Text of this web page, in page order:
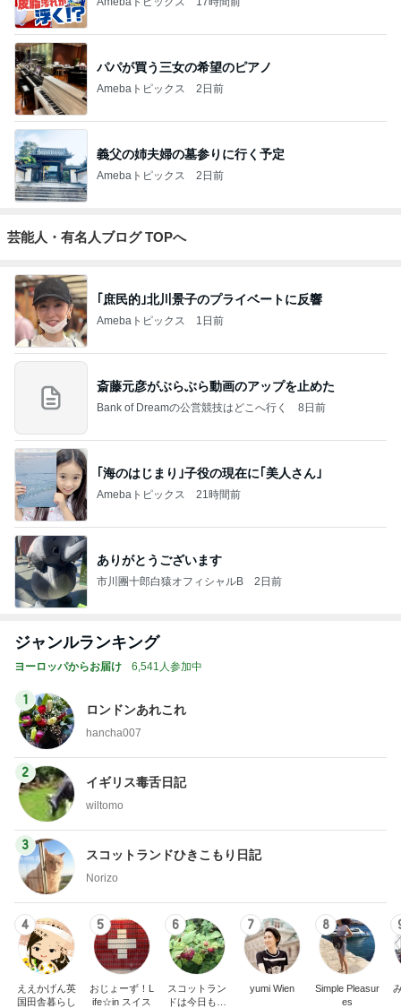
パパが買う三女の希望のピアノ
Amebaトピックス 2日前
義父の姉夫婦の墓参りに行く予定
Amebaトピックス 2日前
芸能人・有名人ブログ TOPへ
｢庶民的｣北川景子のプライベートに反響
Amebaトピックス 1日前
斎藤元彦がぶらぶら動画のアップを止めた
Bank of Dreamの公営競技はどこへ行く 8日前
｢海のはじまり｣子役の現在に｢美人さん｣
Amebaトピックス 21時間前
ありがとうございます
市川團十郎白猿オフィシャルB 2日前
ジャンルランキング
ヨーロッパからお届け 6,541人参加中
1
ロンドンあれこれ
hancha007
2
イギリス毒舌日記
wiltomo
3
スコットランドひきこもり日記
Norizo
4
ええかげん英
国田舎暮らし
5
おじょーず！L
ife☆in スイス
6
スコットラン
ドは今日も曇
7
yumi Wien
8
Simple Pleasur
es